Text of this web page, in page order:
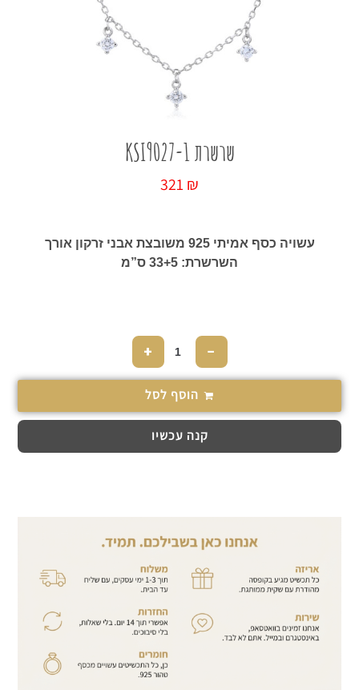
שרשרת KSI9027-1
321 ₪
עשויה כסף אמיתי 925 משובצת אבני זרקון אורך
השרשרת: 33+5 ס”מ
−
+
הוסף לסל
קנה עכשיו